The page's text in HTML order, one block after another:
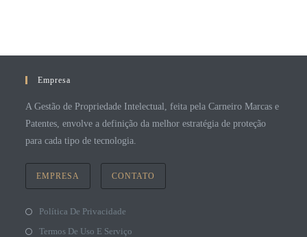
Empresa
A Gestão de Propriedade Intelectual, feita pela Carneiro Marcas e
Patentes, envolve a definição da melhor estratégia de proteção
para cada tipo de tecnologia.
EMPRESA CONTATO
Política De Privacidade
Termos De Uso E Serviço